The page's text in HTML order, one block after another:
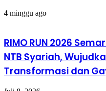
4 minggu ago
RIMO RUN 2026
NTB Syariah,
Transformasi dan